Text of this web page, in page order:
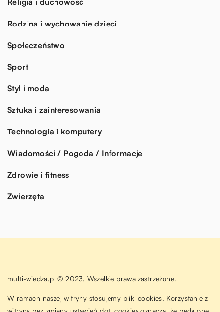
Rodzina i wychowanie dzieci
Społeczeństwo
Sport
Styl i moda
Sztuka i zainteresowania
Technologia i komputery
Wiadomości / Pogoda / Informacje
Zdrowie i fitness
Zwierzęta
multi-wiedza.pl © 2023. Wszelkie prawa zastrzeżone.
W ramach naszej witryny stosujemy pliki cookies. Korzystanie z
witryny bez zmiany ustawień dot. cookies oznacza, że będą one